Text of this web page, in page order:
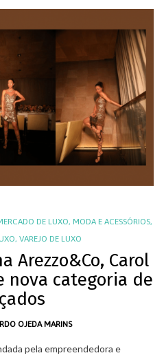
DE LUXO, MODA E ACESSÓRIOS,
, VAREJO DE LUXO
Arezzo&Co, Carol
nova categoria de
OJEDA MARINS
pela empreendedora e